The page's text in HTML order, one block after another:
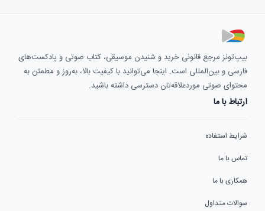
بیپ‌تونز مرجع قانونی خرید و شنیدن موسیقی، کتاب صوتی و پادکست‌های
فارسی و بین‌المللی است. اینجا می‌توانید با کیفیت بالا، به‌روز و مطمئن به
محتوای صوتی موردعلاقه‌تان دسترسی داشته باشید.
ارتباط با ما
شرایط استفاده
تماس با ما
همکاری با ما
سوالات متداول